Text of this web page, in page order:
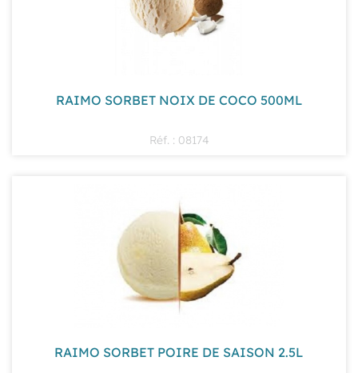
RAIMO SORBET NOIX DE COCO 500ML
Réf. : 08174
RAIMO SORBET POIRE DE SAISON 2.5L